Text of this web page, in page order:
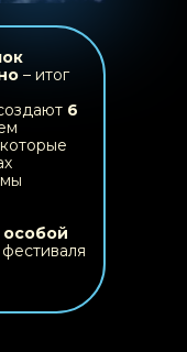
– итог
6
особой
фестиваля